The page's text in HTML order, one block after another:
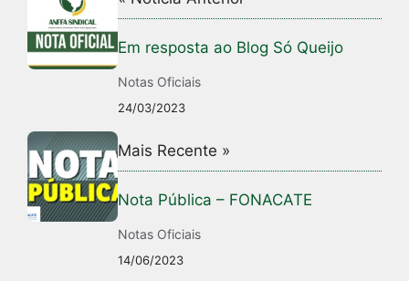
Em resposta ao Blog Só Queijo
Notas Oficiais
24/03/2023
Mais Recente »
Nota Pública – FONACATE
Notas Oficiais
14/06/2023